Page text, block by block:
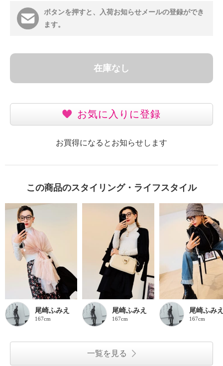
ボタンを押すと、入荷お知らせメールの登録ができ
ます。
在庫なし
お気に入りに登録
お買得になるとお知らせします
この商品のスタイリング・ライフスタイル
尾崎ふみえ
167cm
尾崎ふみえ
167cm
尾崎ふみ
167cm
一覧を見る